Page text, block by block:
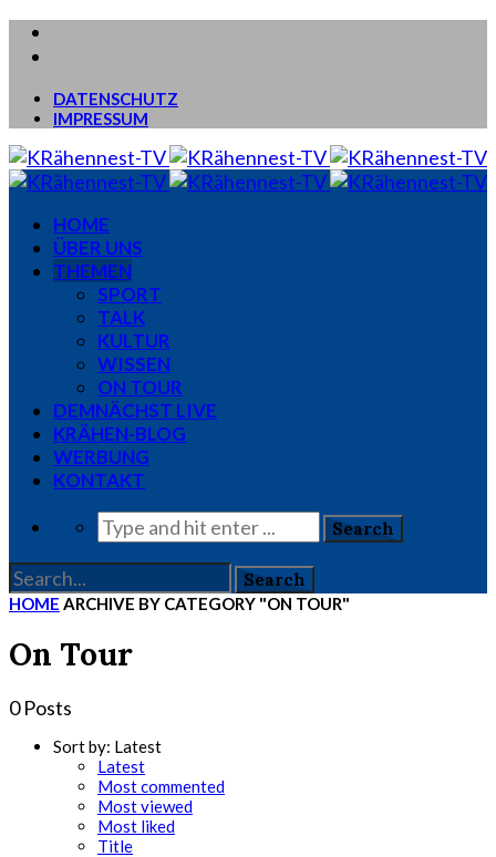
DATENSCHUTZ
IMPRESSUM
HOME
ÜBER UNS
THEMEN
SPORT
TALK
KULTUR
WISSEN
ON TOUR
DEMNÄCHST LIVE
KRÄHEN-BLOG
WERBUNG
KONTAKT
HOME ARCHIVE BY CATEGORY "ON TOUR"
On Tour
0 Posts
Sort by: Latest
Latest
Most commented
Most viewed
Most liked
Title